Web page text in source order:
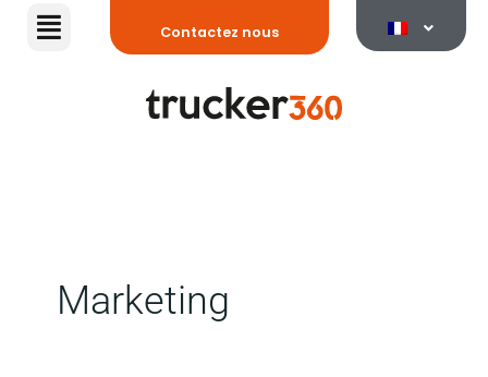
Contactez nous
Marketing